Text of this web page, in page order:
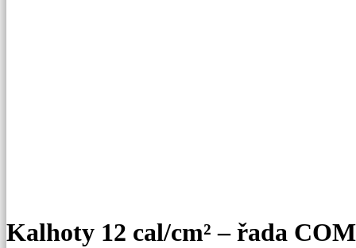
Kalhoty 12 cal/cm² – řada